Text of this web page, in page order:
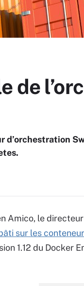
de
Amico, le
sur les
1.12 du Docker